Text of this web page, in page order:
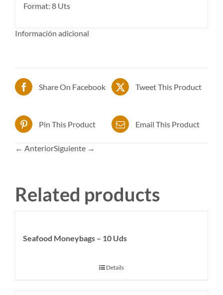
Format: 8 Uts
Información adicional
Share On Facebook Tweet This Product
Pin This Product Email This Product
← AnteriorSiguiente →
Related products
Seafood Moneybags – 10 Uds
Details